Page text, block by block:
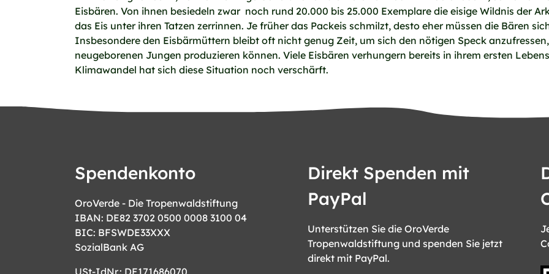
Eisbären. Von ihnen besiedeln zwar noch rund 20.000 bis 25.000 Exemplare die eisige Wildnis der
das Eis unter ihren Tatzen zerrinnen. Je früher das Packeis schmilzt, desto eher müssen die Bären
Insbesondere den Eisbärmüttern bleibt oft nicht genug Zeit, um sich den nötigen Speck
neugeborenen Jungen produzieren können. Viele Eisbären verhungern bereits in ihrem ersten
Klimawandel hat sich diese Situation noch verschärft.
Spendenkonto
OroVerde - Die Tropenwaldstiftung
IBAN: DE82 3702 0500 0008 3100 04
BIC: BFSWDE33XXX
SozialBank AG
USt-IdNr.: DE171686070
Direkt Spenden mit
PayPal
Unterstützen Sie die OroVerde
Tropenwaldstiftung und spenden Sie jetzt
direkt mit PayPal.